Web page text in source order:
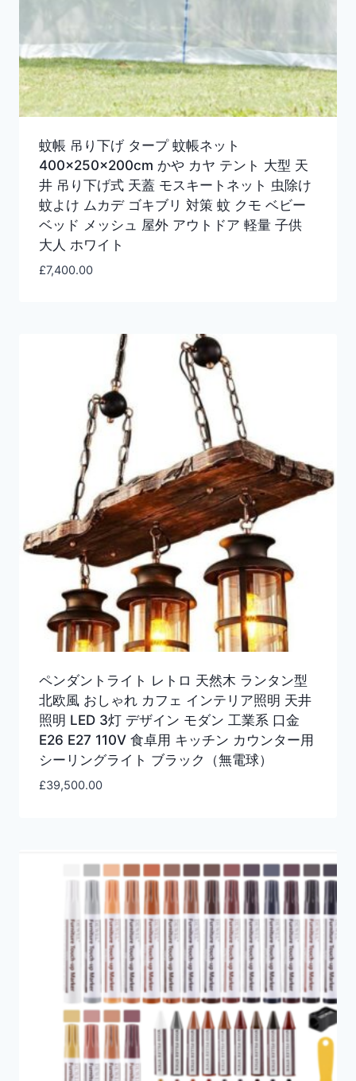
蚊帳 吊り下げ タープ 蚊帳ネット
400×250×200cm かや カヤ テント 大型 天
井 吊り下げ式 天蓋 モスキートネット 虫除け
蚊よけ ムカデ ゴキブリ 対策 蚊 クモ ベビー
ベッド メッシュ 屋外 アウトドア 軽量 子供
大人 ホワイト
£7,400.00
ペンダントライト レトロ 天然木 ランタン型
北欧風 おしゃれ カフェ インテリア照明 天井
照明 LED 3灯 デザイン モダン 工業系 口金
E26 E27 110V 食卓用 キッチン カウンター用
シーリングライト ブラック（無電球）
£39,500.00